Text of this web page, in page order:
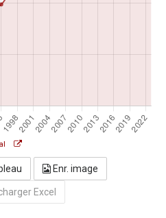
Enr. image
Excel